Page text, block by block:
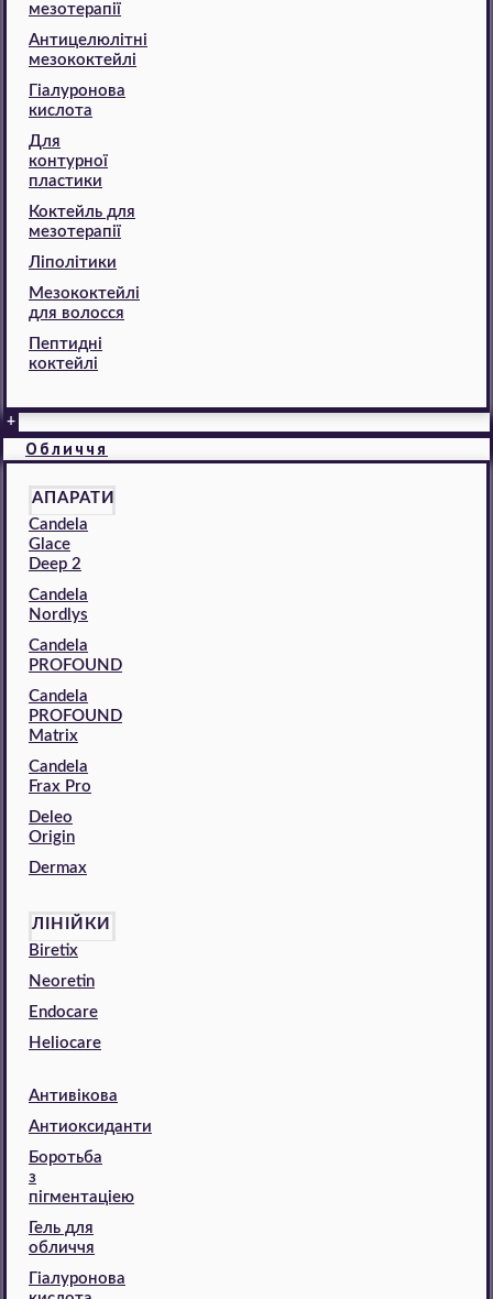
мезотерапії
Антицелюлітні
мезококтейлі
Гіалуронова
кислота
Для
контурної
пластики
Коктейль для
мезотерапії
Ліполітики
Мезококтейлі
для волосся
Пептидні
коктейлі
+
Обличчя
АПАРАТИ
Candela
Glace
Deep 2
Candela
Nordlys
Candela
PROFOUND
Candela
PROFOUND
Matrix
Candela
Frax Pro
Deleo
Origin
Dermax
ЛІНІЙКИ
Biretix
Neoretin
Endocare
Heliocare
Антивікова
Антиоксиданти
Боротьба
з
пігментаціею
Гель для
обличчя
Гіалуронова